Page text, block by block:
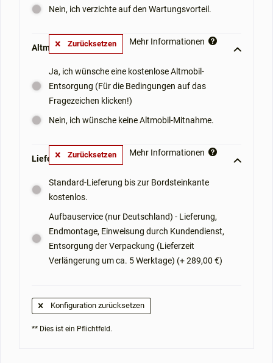
Nein, ich verzichte auf den Wartungsvorteil.
Altmobil-Mitnahme: **
Ja, ich wünsche eine kostenlose Altmobil-
Entsorgung (Für die Bedingungen auf das
Fragezeichen klicken!)
Nein, ich wünsche keine Altmobil-Mitnahme.
Zurücksetzen Mehr Informationen
Lieferoptionen: **
Standard-Lieferung bis zur Bordsteinkante
kostenlos.
Aufbauservice (nur Deutschland) - Lieferung,
Endmontage, Einweisung durch Kundendienst,
Entsorgung der Verpackung (Lieferzeit
Verlängerung um ca. 5 Werktage) (+ 289,00 €)
Zurücksetzen Mehr Informationen
Konfiguration zurücksetzen
** Dies ist ein Pflichtfeld.